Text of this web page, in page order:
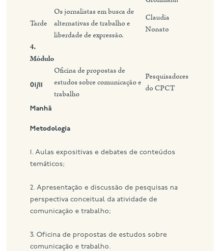
Tarde
Os jornalistas em busca de
alternativas de trabalho e
liberdade de expressão.
Claudia
Nonato
4.
Módulo
01/11
Manhã
Oficina de propostas de
estudos sobre comunicação e
trabalho
Pesquisadores
do CPCT
Metodologia
1. Aulas expositivas e debates de conteúdos
temáticos;
2. Apresentação e discussão de pesquisas na
perspectiva conceitual da atividade de
comunicação e trabalho;
3. Oficina de propostas de estudos sobre
comunicação e trabalho.